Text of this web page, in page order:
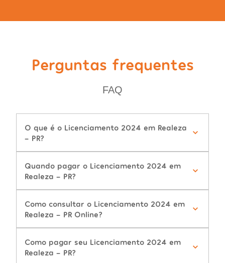
Perguntas frequentes
FAQ
O que é o Licenciamento 2024 em Realeza
- PR?
Quando pagar o Licenciamento 2024 em
Realeza - PR?
Como consultar o Licenciamento 2024 em
Realeza - PR Online?
Como pagar seu Licenciamento 2024 em
Realeza - PR?